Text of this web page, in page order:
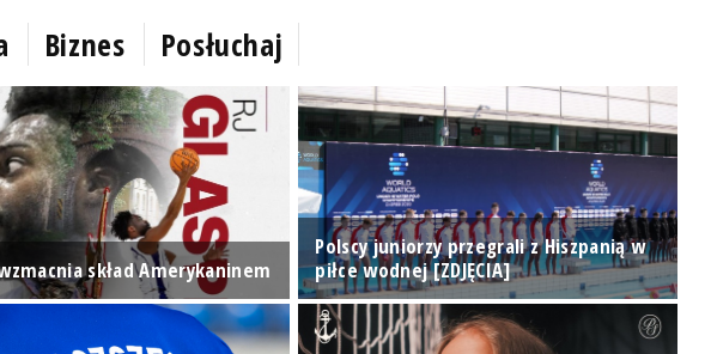
Biznes Posłuchaj
skład Amerykaninem
Polscy juniorzy przegrali z Hiszpanią w
piłce wodnej [ZDJĘCIA]